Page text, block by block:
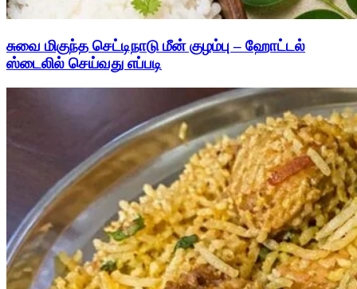
சுவை மிகுந்த செட்டிநாடு மீன் குழம்பு – ஹோட்டல்
ஸ்டைலில் செய்வது எப்படி